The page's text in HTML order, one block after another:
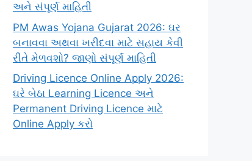
અને સંપૂર્ણ માહિતી
PM Awas Yojana Gujarat 2026: ઘર
બનાવવા અથવા ખરીદવા માટે સહાય કેવી
રીતે મેળવશો? જાણો સંપૂર્ણ માહિતી
Driving Licence Online Apply 2026:
ઘરે બેઠા Learning Licence અને
Permanent Driving Licence માટે
Online Apply કરો